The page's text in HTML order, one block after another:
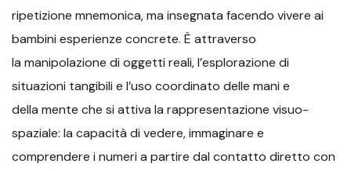
ripetizione mnemonica, ma insegnata facendo vivere ai
bambini esperienze concrete. È attraverso
la manipolazione di oggetti reali, l’esplorazione di
situazioni tangibili e l’uso coordinato delle mani e
della mente che si attiva la rappresentazione visuo-
spaziale: la capacità di vedere, immaginare e
comprendere i numeri a partire dal contatto diretto con